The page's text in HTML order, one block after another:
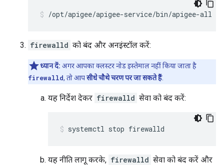
/opt/apigee/apigee-service/bin/apigee-all
firewalld को बंद और अनइंस्टॉल करें:
ध्यान दें: अगर आपका क्लस्टर नोड इस्तेमाल नहीं किया जाता है
firewalld, तो आपसीधे चौथे चरण पर जा सकते हैं.
यह निर्देश देकर firewalld सेवा को बंद करें:
systemctl stop firewalld
यह नीति लागू करके, firewalld सेवा को बंद करें और